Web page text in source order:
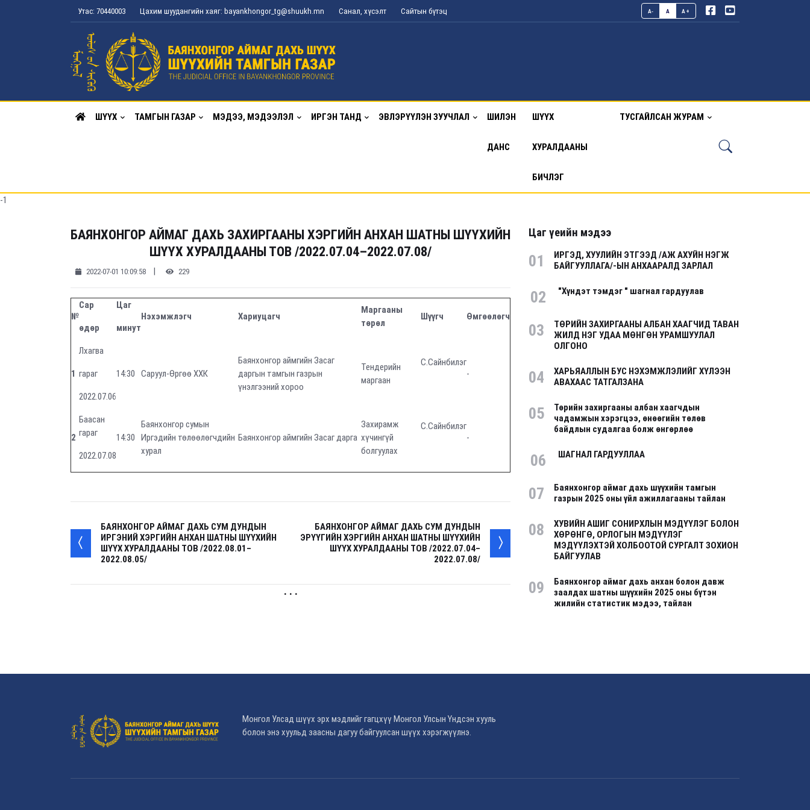
Утас: 70440003 Цахим шуудангийн хаяг: bayankhongor_tg@shuukh.mn Санал, хүсэлт Сайтын бүтэц A- A A+
ШҮҮХ ТАМГЫН ГАЗАР МЭДЭЭ, МЭДЭЭЛЭЛ ИРГЭН ТАНД ЭВЛЭРҮҮЛЭН ЗУУЧЛАЛ ШИЛЭН
ДАНС
ШҮҮХ
ХУРАЛДААНЫ
БИЧЛЭГ
ТУСГАЙЛСАН ЖУРАМ
-1
БАЯНХОНГОР АЙМАГ ДАХЬ ЗАХИРГААНЫ ХЭРГИЙН АНХАН ШАТНЫ ШҮҮХИЙН
ШҮҮХ ХУРАЛДААНЫ ТОВ /2022.07.04–2022.07.08/
2022-07-01 10:09:58 | 229
№
Сар
өдөр
Цаг
минут
Нэхэмжлэгч Хариуцагч
Маргааны
төрөл
Шүүгч Өмгөөлөгч
1
Лхагва
гараг
2022.07.06
14:30 Саруул-Өргөө ХХК
Баянхонгор аймгийн Засаг
даргын тамгын газрын
үнэлгээний хороо
Тендерийн
маргаан
С.Сайнбилэг
-
2
Баасан
гараг
2022.07.08
14:30
Баянхонгор сумын
Иргэдийн төлөөлөгчдийн
хурал
Баянхонгор аймгийн Засаг дарга
Захирамж
хүчингүй
болгуулах
С.Сайнбилэг
-
БАЯНХОНГОР АЙМАГ ДАХЬ СУМ ДУНДЫН
ИРГЭНИЙ ХЭРГИЙН АНХАН ШАТНЫ ШҮҮХИЙН
ШҮҮХ ХУРАЛДААНЫ ТОВ /2022.08.01–
2022.08.05/
БАЯНХОНГОР АЙМАГ ДАХЬ СУМ ДУНДЫН
ЭРҮҮГИЙН ХЭРГИЙН АНХАН ШАТНЫ ШҮҮХИЙН
ШҮҮХ ХУРАЛДААНЫ ТОВ /2022.07.04–
2022.07.08/
. . .
Цаг үеийн мэдээ
01
ИРГЭД, ХУУЛИЙН ЭТГЭЭД /АЖ АХУЙН НЭГЖ
БАЙГУУЛЛАГА/-ЫН АНХААРАЛД ЗАРЛАЛ
02 "Хүндэт тэмдэг " шагнал гардуулав
03
ТӨРИЙН ЗАХИРГААНЫ АЛБАН ХААГЧИД ТАВАН
ЖИЛД НЭГ УДАА МӨНГӨН УРАМШУУЛАЛ
ОЛГОНО
04
ХАРЬЯАЛЛЫН БУС НЭХЭМЖЛЭЛИЙГ ХҮЛЭЭН
АВАХААС ТАТГАЛЗАНА
05
Төрийн захиргааны албан хаагчдын
чадамжын хэрэгцээ, өнөөгийн төлөв
байдлын судалгаа болж өнгөрлөө
06 ШАГНАЛ ГАРДУУЛЛАА
07
Баянхонгор аймаг дахь шүүхийн тамгын
газрын 2025 оны үйл ажиллагааны тайлан
08
ХУВИЙН АШИГ СОНИРХЛЫН МЭДҮҮЛЭГ БОЛОН
ХӨРӨНГӨ, ОРЛОГЫН МЭДҮҮЛЭГ
МЭДҮҮЛЭХТЭЙ ХОЛБООТОЙ СУРГАЛТ ЗОХИОН
БАЙГУУЛАВ
09
Баянхонгор аймаг дахь анхан болон давж
заалдах шатны шүүхийн 2025 оны бүтэн
жилийн статистик мэдээ, тайлан
Монгол Улсад шүүх эрх мэдлийг гагцхүү Монгол Улсын Үндсэн хууль
болон энэ хуульд заасны дагуу байгуулсан шүүх хэрэгжүүлнэ.